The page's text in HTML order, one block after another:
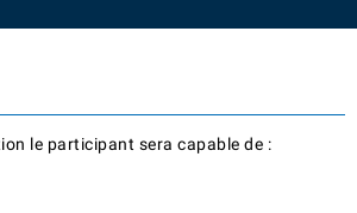
le participant sera capable de :